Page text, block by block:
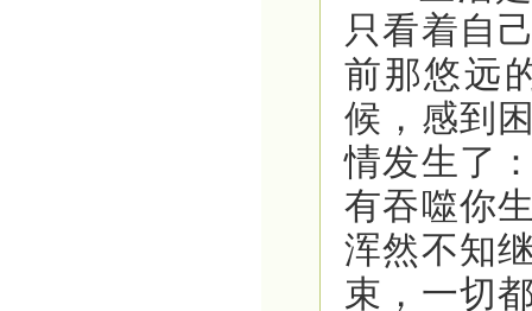
只看着自
前那悠远
候，感到
情发生了
有吞噬你
浑然不知
束，一切